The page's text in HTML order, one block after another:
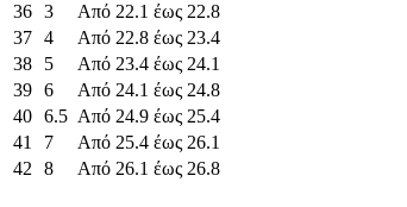
36 3
Από 22.1 έως 22.8
37 4
Από 22.8 έως 23.4
38
5
Από 23.4 έως 24.1
39 6
Από 24.1 έως 24.8
40 6.5 Από 24.9 έως 25.4
41
7
Από 25.4 έως 26.1
42
8 Από 26.1 έως 26.8